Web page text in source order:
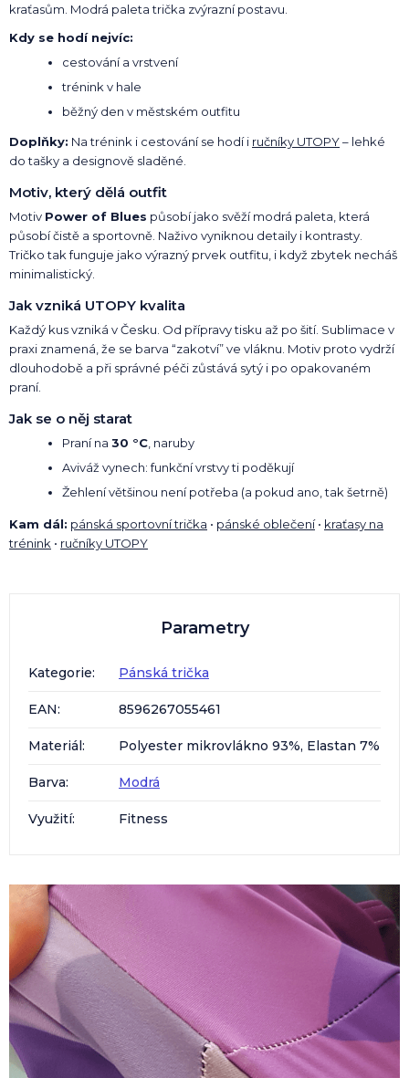
kraťasům. Modrá paleta trička zvýrazní postavu.
Kdy se hodí nejvíc:
cestování a vrstvení
trénink v hale
běžný den v městském outfitu
Doplňky: Na trénink i cestování se hodí i ručníky UTOPY– lehké
do tašky a designově sladěné.
Motiv, který dělá outfit
Motiv Power of Blues působí jako svěží modrá paleta, která
působí čistě a sportovně. Naživo vyniknou detaily i kontrasty.
Tričko tak funguje jako výrazný prvek outfitu, i když zbytek necháš
minimalistický.
Jak vzniká UTOPY kvalita
Každý kus vzniká v Česku. Od přípravy tisku až po šití. Sublimace v
praxi znamená, že se barva “zakotví” ve vláknu. Motiv proto vydrží
dlouhodobě a při správné péči zůstává sytý i po opakovaném
praní.
Jak se o něj starat
Praní na 30 °C , naruby
Aviváž vynech: funkční vrstvy ti poděkují
Žehlení většinou není potřeba (a pokud ano, tak šetrně)
Kam dál: pánská sportovní trička • pánské oblečení• kraťasy na
trénink • ručníky UTOPY
Parametry
Kategorie: Pánská trička
EAN: 8596267055461
Materiál: Polyester mikrovlákno 93%, Elastan 7%
Barva: Modrá
Využití: Fitness